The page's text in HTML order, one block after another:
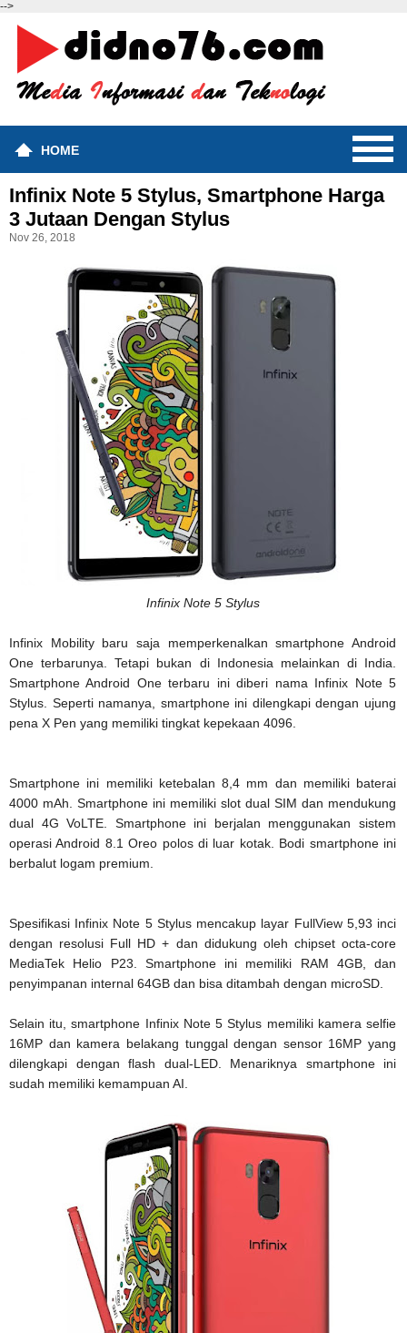
-->
HOME
Infinix Note 5 Stylus, Smartphone Harga
3 Jutaan Dengan Stylus
Nov 26, 2018
Infinix Note 5 Stylus
Infinix Mobility baru saja memperkenalkan smartphone Android
One terbarunya. Tetapi bukan di Indonesia melainkan di India.
Smartphone Android One terbaru ini diberi nama Infinix Note 5
Stylus. Seperti namanya, smartphone ini dilengkapi dengan ujung
pena X Pen yang memiliki tingkat kepekaan 4096.
Smartphone ini memiliki ketebalan 8,4 mm dan memiliki baterai
4000 mAh. Smartphone ini memiliki slot dual SIM dan mendukung
dual 4G VoLTE. Smartphone ini berjalan menggunakan sistem
operasi Android 8.1 Oreo polos di luar kotak. Bodi smartphone ini
berbalut logam premium.
Spesifikasi Infinix Note 5 Stylus mencakup layar FullView 5,93 inci
dengan resolusi Full HD + dan didukung oleh chipset octa-core
MediaTek Helio P23. Smartphone ini memiliki RAM 4GB, dan
penyimpanan internal 64GB dan bisa ditambah dengan microSD.
Selain itu, smartphone Infinix Note 5 Stylus memiliki kamera selfie
16MP dan kamera belakang tunggal dengan sensor 16MP yang
dilengkapi dengan flash dual-LED. Menariknya smartphone ini
sudah memiliki kemampuan AI.